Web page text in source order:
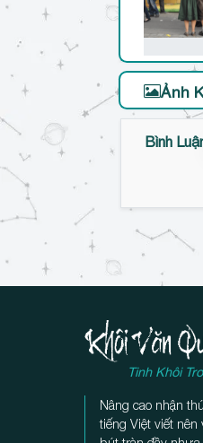
Ảnh
Bình
Tinh Khôi
Nâng cao nhận
tiếng Việt viết